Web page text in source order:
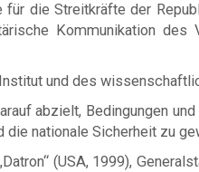
die Streitkräfte der
Kommunikation des
und des
abzielt, Bedingungen
nationale Sicherheit zu
(USA, 1999),